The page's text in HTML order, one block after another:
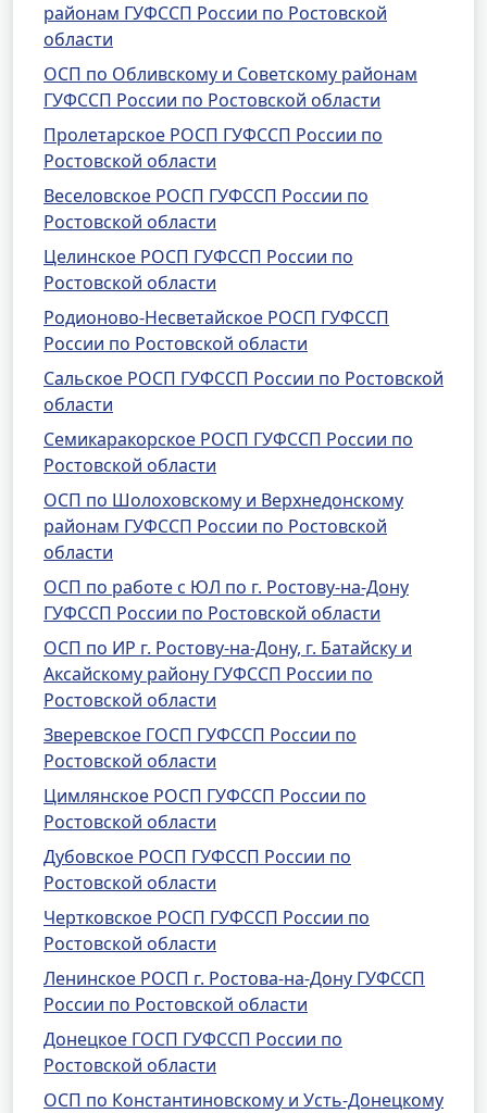
районам ГУФССП России по Ростовской
области
ОСП по Обливскому и Советскому районам
ГУФССП России по Ростовской области
Пролетарское РОСП ГУФССП России по
Ростовской области
Веселовское РОСП ГУФССП России по
Ростовской области
Целинское РОСП ГУФССП России по
Ростовской области
Родионово-Несветайское РОСП ГУФССП
России по Ростовской области
Сальское РОСП ГУФССП России по Ростовской
области
Семикаракорское РОСП ГУФССП России по
Ростовской области
ОСП по Шолоховскому и Верхнедонскому
районам ГУФССП России по Ростовской
области
ОСП по работе с ЮЛ по г. Ростову-на-Дону
ГУФССП России по Ростовской области
ОСП по ИР г. Ростову-на-Дону, г. Батайску и
Аксайскому району ГУФССП России по
Ростовской области
Зверевское ГОСП ГУФССП России по
Ростовской области
Цимлянское РОСП ГУФССП России по
Ростовской области
Дубовское РОСП ГУФССП России по
Ростовской области
Чертковское РОСП ГУФССП России по
Ростовской области
Ленинское РОСП г. Ростова-на-Дону ГУФССП
России по Ростовской области
Донецкое ГОСП ГУФССП России по
Ростовской области
ОСП по Константиновскому и Усть-Донецкому